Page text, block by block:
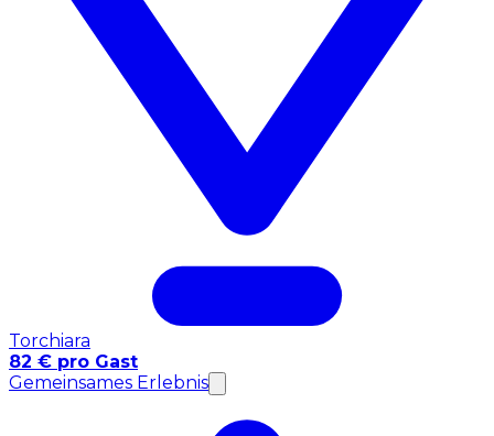
Torchiara
82 € pro Gast
Gemeinsames Erlebnis